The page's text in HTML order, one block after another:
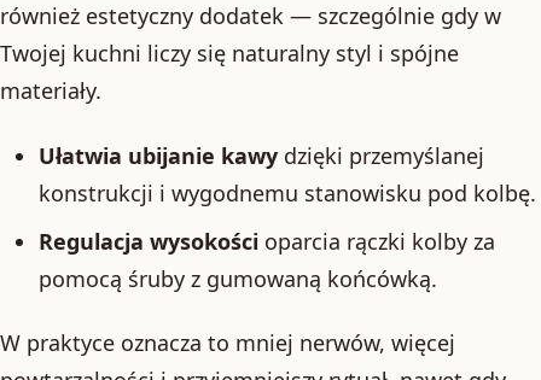
również estetyczny dodatek — szczególnie gdy w
Twojej kuchni liczy się naturalny styl i spójne
materiały.
Ułatwia ubijanie kawydzięki przemyślanej
konstrukcji i wygodnemu stanowisku pod kolbę.
Regulacja wysokościoparcia rączki kolby za
pomocą śruby z gumowaną końcówką.
W praktyce oznacza to mniej nerwów, więcej